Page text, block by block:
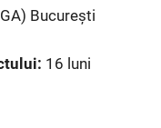
Bucureşti
16 luni